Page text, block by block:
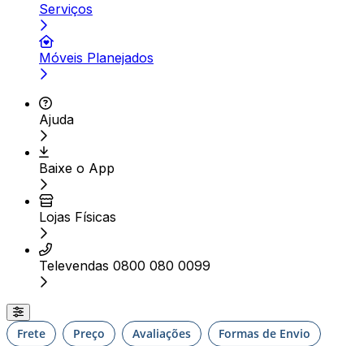
Serviços
Móveis Planejados
Ajuda
Baixe o App
Lojas Físicas
Televendas 0800 080 0099
Frete Preço Avaliações Formas de Envio